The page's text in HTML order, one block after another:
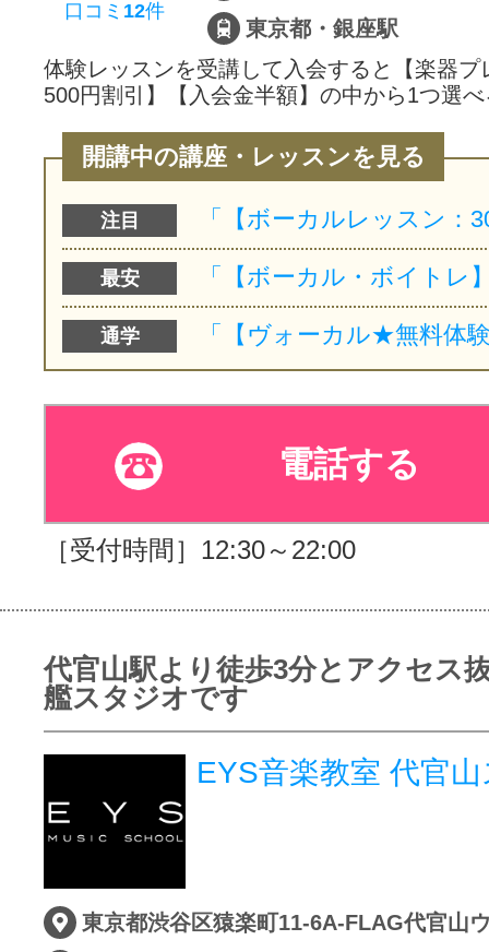
口コミ 12件
東京都・銀座駅
体験レッスンを受講して入会すると【楽器プ
500円割引】【入会金半額】の中から1つ選
開講中の講座・レッスンを見る
注目
最安
通学
電話する
［受付時間］12:30～22:00
代官山駅より徒歩3分とアクセス
艦スタジオです
EYS音楽教室 代官